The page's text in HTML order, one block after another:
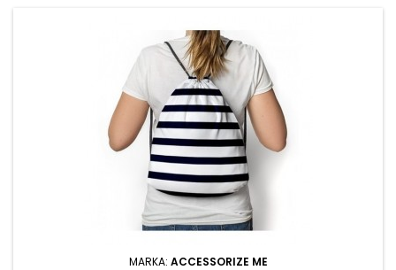
MARKA: ACCESSORIZE ME